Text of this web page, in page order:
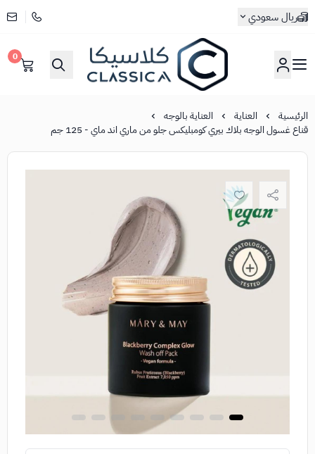
ريال سعودي
كلاسيكا
0
الرئيسية العناية
العناية بالوجه
قناع غسول الوجه بلاك بيري كومبليكس جلو من ماري اند ماي - 125 جم